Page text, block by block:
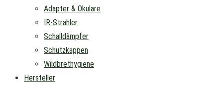
Adapter & Okulare
IR-Strahler
Schalldämpfer
Schutzkappen
Wildbrethygiene
Hersteller